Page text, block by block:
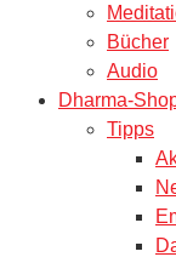
Bücher
Audio
Dharma-
Tipps